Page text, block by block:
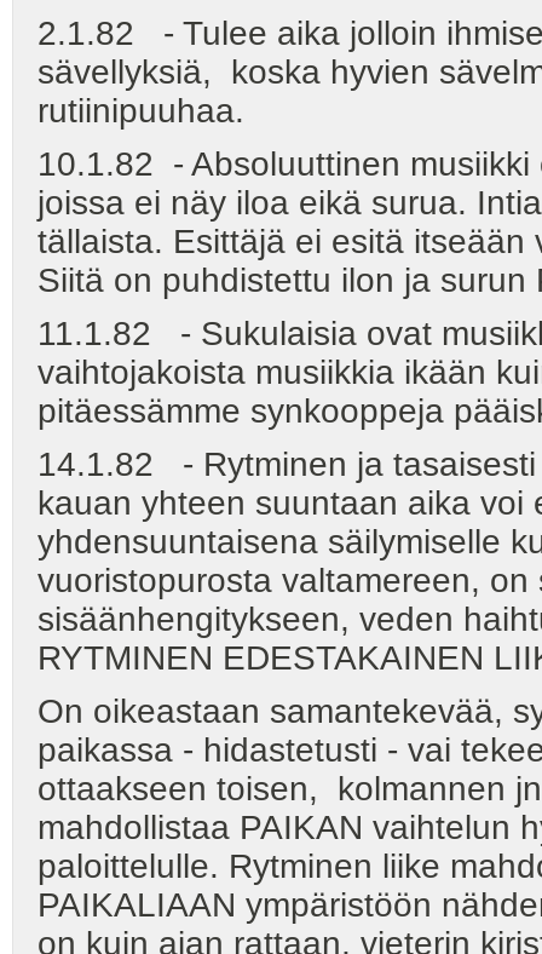
2.1.82 - Tulee aika jolloin
sävellyksiä, koska hyvien
rutiinipuuhaa.
10.1.82 - Absoluuttinen
joissa ei näy iloa eikä surua.
tällaista. Esittäjä ei esitä
Siitä on puhdistettu ilon ja surun
11.1.82 - Sukulaisia ovat
vaihtojakoista musiikkia ikään
pitäessämme synkooppeja
14.1.82 - Rytminen ja
kauan yhteen suuntaan aika
yhdensuuntaisena säilymiselle
vuoristopurosta valtamereen,
sisäänhengitykseen, veden
RYTMINEN EDESTAKAINEN
On oikeastaan samantekevää,
paikassa - hidastetusti - vai
ottaakseen toisen, kolmannen
mahdollistaa PAIKAN vaihtelun
paloittelulle. Rytminen liike
PAIKALIAAN ympäristöön
on kuin ajan rattaan, vieterin